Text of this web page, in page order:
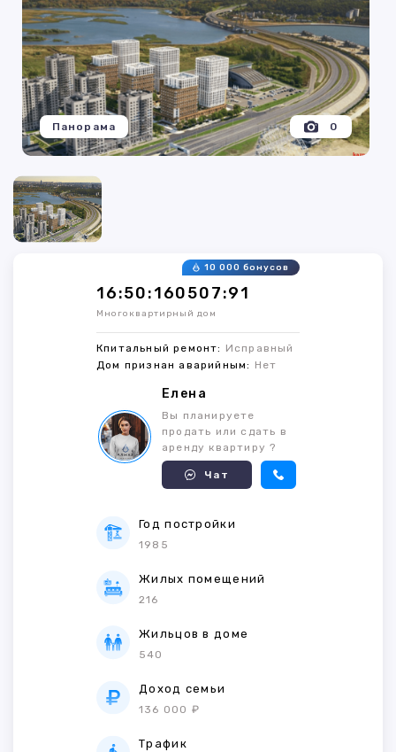
0
Панорама
16:50:160507:91
10 000 бонусов
Многоквартирный дом
Кпитальный ремонт: Исправный
Дом признан аварийным: Нет
Елена
Вы планируете
продать или сдать в
аренду квартиру ?
Чат
Год постройки
1985
Жилых помещений
216
Жильцов в доме
540
Доход семьи
136 000 ₽
Трафик